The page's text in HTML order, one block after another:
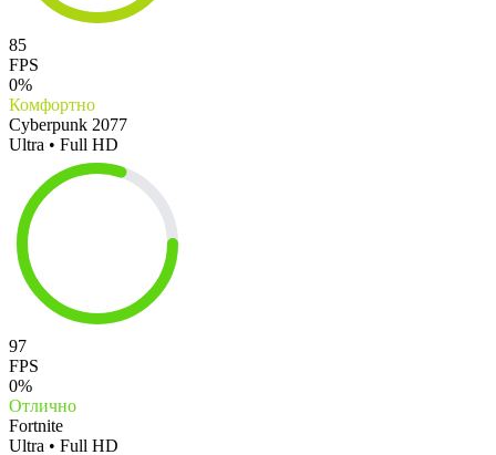
85
FPS
0%
Комфортно
Cyberpunk 2077
Ultra • Full HD
97
FPS
0%
Отлично
Fortnite
Ultra • Full HD